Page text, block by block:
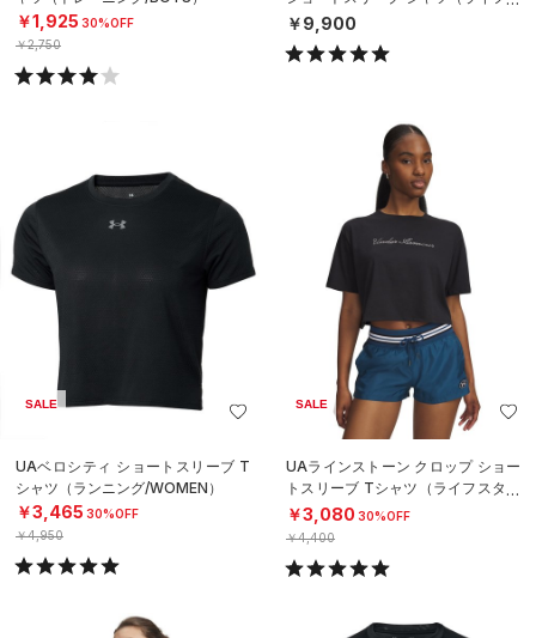
￥1,925 30%OFF
￥2,750
タイル/UNISEX）
￥9,900
SALE
UAベロシティ ショートスリーブ T
シャツ（ランニング/WOMEN）
￥3,465 30%OFF
￥4,950
SALE
UAラインストーン クロップ ショー
トスリーブ Tシャツ（ライフスタイ
ル/WOMEN）
￥3,080 30%OFF
￥4,400